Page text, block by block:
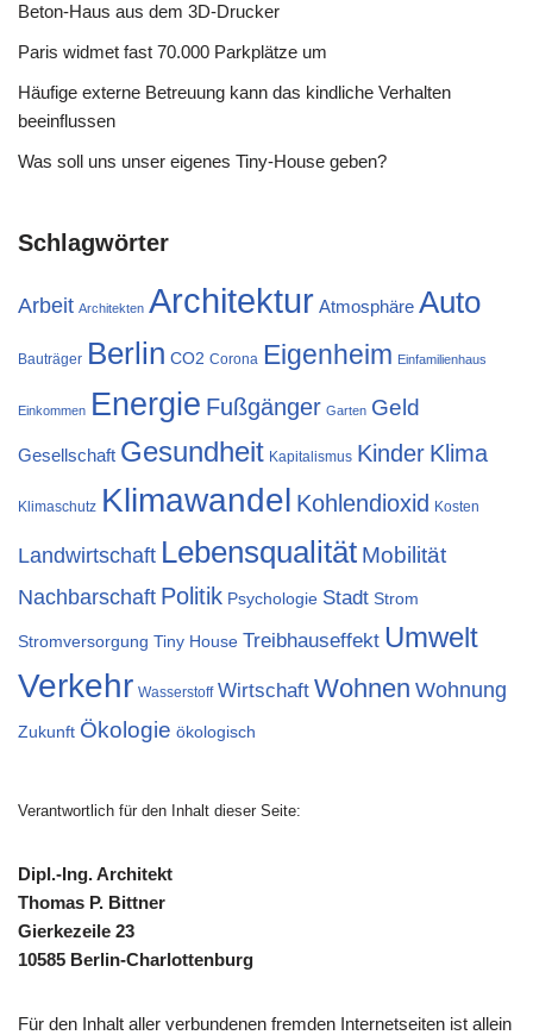
Beton-Haus aus dem 3D-Drucker
Paris widmet fast 70.000 Parkplätze um
Häufige externe Betreuung kann das kindliche Verhalten
beeinflussen
Was soll uns unser eigenes Tiny-House geben?
Schlagwörter
Arbeit Architekten Architektur Atmosphäre Auto
Bauträger Berlin CO2 Corona Eigenheim Einfamilienhaus
Einkommen Energie Fußgänger Garten Geld
Gesellschaft Gesundheit Kapitalismus Kinder Klima
Klimaschutz Klimawandel Kohlendioxid Kosten
Landwirtschaft Lebensqualität Mobilität
Nachbarschaft Politik Psychologie Stadt Strom
Stromversorgung Tiny House Treibhauseffekt Umwelt
Verkehr Wasserstoff Wirtschaft Wohnen Wohnung
Zukunft Ökologie ökologisch
Verantwortlich für den Inhalt dieser Seite:
Dipl.-Ing. Architekt
Thomas P. Bittner
Gierkezeile 23
10585 Berlin-Charlottenburg
Für den Inhalt aller verbundenen fremden Internetseiten ist allein